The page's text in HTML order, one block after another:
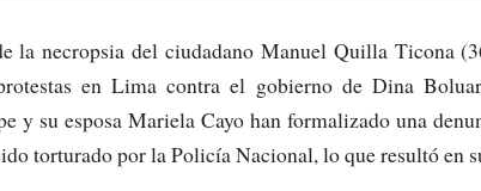
la necropsia del ciudadano Manuel Quilla Ticona
en Lima contra el gobierno de Dina
y su esposa Mariela Cayo han formalizado una
torturado por la Policía Nacional, lo que resultó en